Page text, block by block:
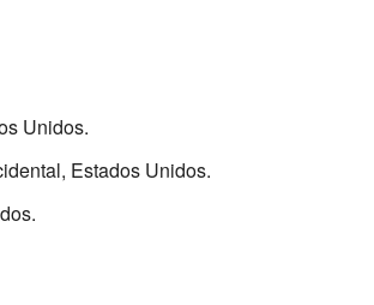
Unidos.
Estados Unidos.